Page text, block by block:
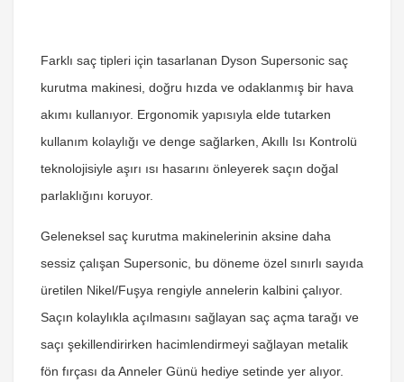
Farklı saç tipleri için tasarlanan Dyson Supersonic saç
kurutma makinesi, doğru hızda ve odaklanmış bir hava
akımı kullanıyor. Ergonomik yapısıyla elde tutarken
kullanım kolaylığı ve denge sağlarken, Akıllı Isı Kontrolü
teknolojisiyle aşırı ısı hasarını önleyerek saçın doğal
parlaklığını koruyor.
Geleneksel saç kurutma makinelerinin aksine daha
sessiz çalışan Supersonic, bu döneme özel sınırlı sayıda
üretilen Nikel/Fuşya rengiyle annelerin kalbini çalıyor.
Saçın kolaylıkla açılmasını sağlayan saç açma tarağı ve
saçı şekillendirirken hacimlendirmeyi sağlayan metalik
fön fırçası da Anneler Günü hediye setinde yer alıyor.